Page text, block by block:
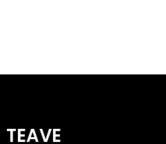
TEAVE